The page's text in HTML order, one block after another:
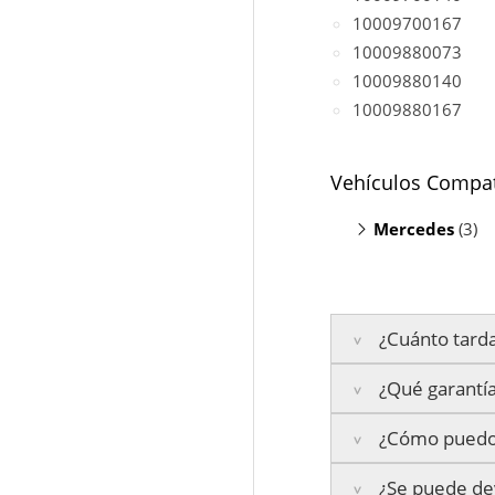
10009700167
10009880073
10009880140
10009880167
Vehículos
Mercedes (3)
V250 W447
¿Cuánto
Península:
Islas Baleares:El
Los plazos
¿Qué
La garantía varía
3 años de
¿Cómo
¿Se puede